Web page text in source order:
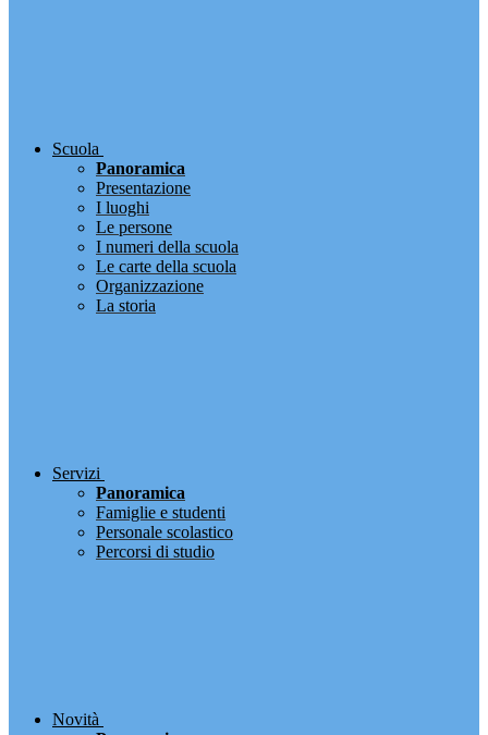
Scuola
Panoramica
Presentazione
I luoghi
Le persone
I numeri della scuola
Le carte della scuola
Organizzazione
La storia
Servizi
Panoramica
Famiglie e studenti
Personale scolastico
Percorsi di studio
Novità